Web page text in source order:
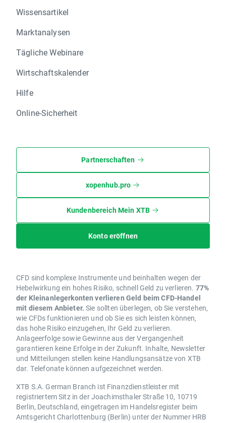
Wissensartikel
Marktanalysen
Tägliche Webinare
Wirtschaftskalender
Hilfe
Online-Sicherheit
Partnerschaften
xopenhub.pro
Kundenbereich Mein XTB
Konto eröffnen
CFD sind komplexe Instrumente und beinhalten wegen der
Hebelwirkung ein hohes Risiko, schnell Geld zu verlieren. 77%
der Kleinanlegerkonten verlieren Geld beim CFD-Handel
mit diesem Anbieter. Sie sollten überlegen, ob Sie verstehen,
wie CFDs funktionieren und ob Sie es sich leisten können,
das hohe Risiko einzugehen, Ihr Geld zu verlieren.
Anlageerfolge sowie Gewinne aus der Vergangenheit
garantieren keine Erfolge in der Zukunft. Inhalte, Newsletter
und Mitteilungen stellen keine Handlungsansätze von XTB
dar. Telefonate können aufgezeichnet werden.
XTB S.A. German Branch ist Finanzdienstleister mit
registriertem Sitz in der Joachimsthaler Straße 10, 10719
Berlin, Deutschland, eingetragen im Handelsregister beim
Amtsgericht Charlottenburg (Berlin) unter der Nummer HRB